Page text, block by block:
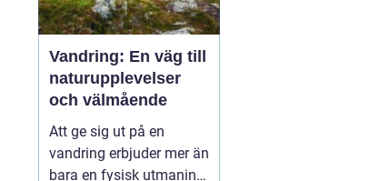
Vandring: En väg till
naturupplevelser
och välmående
Att ge sig ut på en
vandring erbjuder mer än
bara en fysisk utmaning;